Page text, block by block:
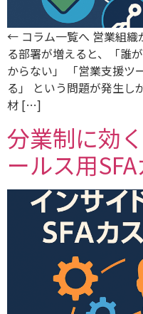
← コラム一覧へ 営業組織
る部署が増えると、「誰
からない」 「営業支援ツ
る」 という問題が発生し
材 […]
分業制に効
ールス用